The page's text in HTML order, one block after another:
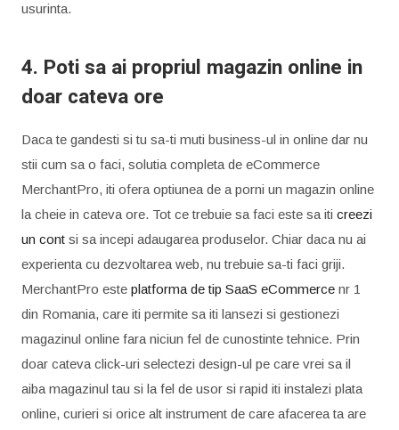
usurinta.
4. Poti sa ai propriul magazin online in
doar cateva ore
Daca te gandesti si tu sa-ti muti business-ul in online dar nu
stii cum sa o faci, solutia completa de eCommerce
MerchantPro, iti ofera optiunea de a porni un magazin online
la cheie in cateva ore. Tot ce trebuie sa faci este sa iti creezi
un cont si sa incepi adaugarea produselor. Chiar daca nu ai
experienta cu dezvoltarea web, nu trebuie sa-ti faci griji.
MerchantPro este platforma de tip SaaS eCommerce nr 1
din Romania, care iti permite sa iti lansezi si gestionezi
magazinul online fara niciun fel de cunostinte tehnice. Prin
doar cateva click-uri selectezi design-ul pe care vrei sa il
aiba magazinul tau si la fel de usor si rapid iti instalezi plata
online, curieri si orice alt instrument de care afacerea ta are